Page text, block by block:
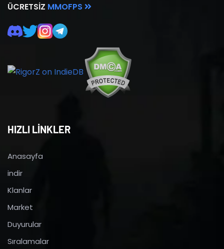
ÜCRETSIZ MMOFPS
HIZLI LİNKLER
Anasayfa
indir
Klanlar
Market
Duyurular
Sıralamalar